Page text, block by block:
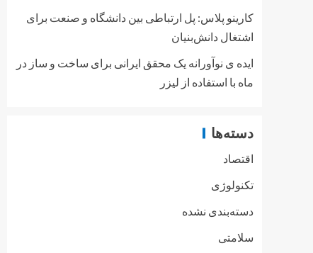
کارینو پلاس: پل ارتباطی بین دانشگاه و صنعت برای
اشتغال دانش‌بنیان
ایده ی نوآورانه یک محقق ایرانی برای ساخت و ساز در
ماه با استفاده از لیزر
دسته‌ها
اقتصاد
تکنولوژی
دسته‌بندی نشده
سلامتی